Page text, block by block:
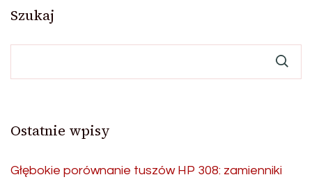
Szukaj
Ostatnie wpisy
Głębokie porównanie tuszów HP 308: zamienniki